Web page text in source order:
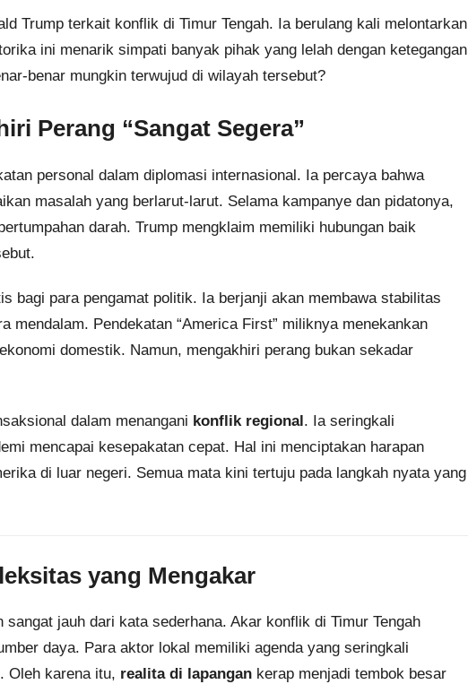
Trump terkait konflik di Timur Tengah. Ia berulang kali melontarkan
ini menarik simpati banyak pihak yang lelah dengan ketegangan
benar mungkin terwujud di wilayah tersebut?
Perang “Sangat Segera”
personal dalam diplomasi internasional. Ia percaya bahwa
masalah yang berlarut-larut. Selama kampanye dan pidatonya,
darah. Trump mengklaim memiliki hubungan baik
bagi para pengamat politik. Ia berjanji akan membawa stabilitas
mendalam. Pendekatan “America First” miliknya menekankan
domestik. Namun, mengakhiri perang bukan sekadar
dalam menangani konflik regional. Ia seringkali
mencapai kesepakatan cepat. Hal ini menciptakan harapan
di luar negeri. Semua mata kini tertuju pada langkah nyata yang
yang Mengakar
jauh dari kata sederhana. Akar konflik di Timur Tengah
daya. Para aktor lokal memiliki agenda yang seringkali
Oleh karena itu, realita di lapangan kerap menjadi tembok besar